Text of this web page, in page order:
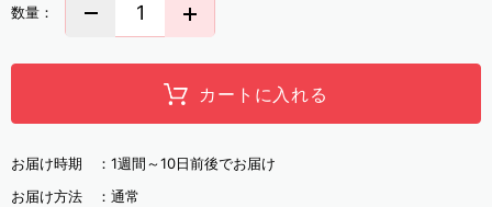
数量：
カートに入れる
お届け時期 ： 1週間～10日前後でお届け
お届け方法 ： 通常